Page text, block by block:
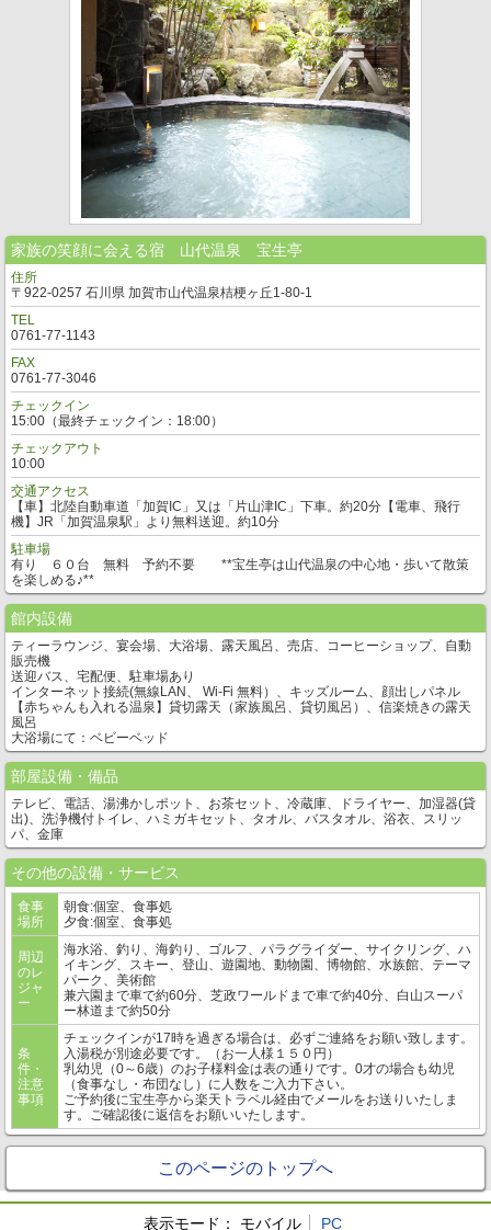
家族の笑顔に会える宿 山代温泉 宝生亭
住所
〒922-0257 石川県 加賀市山代温泉桔梗ヶ丘1-80-1
TEL
0761-77-1143
FAX
0761-77-3046
チェックイン
15:00（最終チェックイン：18:00）
チェックアウト
10:00
交通アクセス
【車】北陸自動車道「加賀IC」又は「片山津IC」下車。約20分【電車、飛行
機】JR「加賀温泉駅」より無料送迎。約10分
駐車場
有り ６０台 無料 予約不要 **宝生亭は山代温泉の中心地・歩いて散策
を楽しめる♪**
館内設備
ティーラウンジ、宴会場、大浴場、露天風呂、売店、コーヒーショップ、自動
販売機
送迎バス、宅配便、駐車場あり
インターネット接続(無線LAN、 Wi-Fi 無料）、キッズルーム、顔出しパネル
【赤ちゃんも入れる温泉】貸切露天（家族風呂、貸切風呂）、信楽焼きの露天
風呂
大浴場にて：ベビーベッド
部屋設備・備品
テレビ、電話、湯沸かしポット、お茶セット、冷蔵庫、ドライヤー、加湿器(貸
出)、洗浄機付トイレ、ハミガキセット、タオル、バスタオル、浴衣、スリッ
パ、金庫
その他の設備・サービス
食事
場所
朝食:個室、食事処
夕食:個室、食事処
周辺
のレ
ジャ
ー
海水浴、釣り、海釣り、ゴルフ、パラグライダー、サイクリング、ハ
イキング、スキー、登山、遊園地、動物園、博物館、水族館、テーマ
パーク、美術館
兼六園まで車で約60分、芝政ワールドまで車で約40分、白山スーパ
ー林道まで約50分
条
件・
注意
事項
チェックインが17時を過ぎる場合は、必ずご連絡をお願い致します。
入湯税が別途必要です。（お一人様１５０円）
乳幼児（0～6歳）のお子様料金は表の通りです。0才の場合も幼児
（食事なし・布団なし）に人数をご入力下さい。
ご予約後に宝生亭から楽天トラベル経由でメールをお送りいたしま
す。ご確認後に返信をお願いいたします。
このページのトップへ
表示モード： モバイル PC